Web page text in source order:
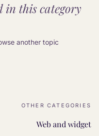
in this category
another topic.
OTHER CATEGORIES
Web and widget